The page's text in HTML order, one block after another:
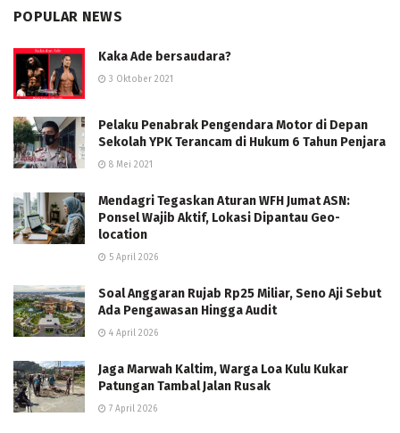
POPULAR NEWS
Kaka Ade bersaudara?
3 Oktober 2021
Pelaku Penabrak Pengendara Motor di Depan
Sekolah YPK Terancam di Hukum 6 Tahun Penjara
8 Mei 2021
Mendagri Tegaskan Aturan WFH Jumat ASN:
Ponsel Wajib Aktif, Lokasi Dipantau Geo-
location
5 April 2026
Soal Anggaran Rujab Rp25 Miliar, Seno Aji Sebut
Ada Pengawasan Hingga Audit
4 April 2026
Jaga Marwah Kaltim, Warga Loa Kulu Kukar
Patungan Tambal Jalan Rusak
7 April 2026